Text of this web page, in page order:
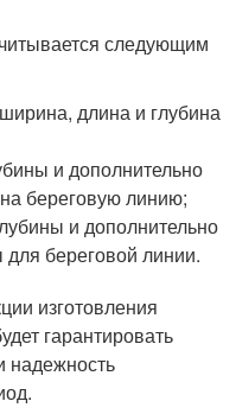
следующим
длина и глубина
и дополнительно
береговую линию;
и дополнительно
береговой линии.
изготовления
гарантировать
надежность